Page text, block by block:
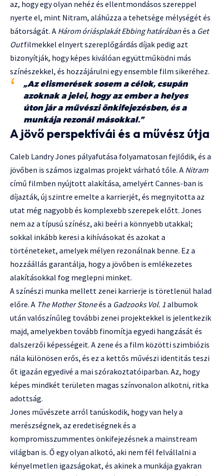
az, hogy egy olyan nehéz és ellentmondásos szereppel
nyerte el, mint Nitram, aláhúzza a tehetsége mélységét és
bátorságát. A Három óriásplakát Ebbing határábanés a Get
Outfilmekkel elnyert szereplőgárdás díjak pedig azt
bizonyítják, hogy képes kiválóan együttműködni más
színészekkel, és hozzájárulni egy ensemble film sikeréhez.
„Az elismerések sosem a célok, csupán
azoknak a jelei, hogy az ember a helyes
úton jár a művészi önkifejezésben, és a
munkája rezonál másokkal.”
A jövő perspektívái és a művész útja
Caleb Landry Jones pályafutása folyamatosan fejlődik, és a
jövőben is számos izgalmas projekt várható tőle. A Nitram
című filmben nyújtott alakítása, amelyért Cannes-ban is
díjazták, új szintre emelte a karrierjét, és megnyitotta az
utat még nagyobb és komplexebb szerepek előtt. Jones
nem az a típusú színész, aki beéri a könnyebb utakkal;
sokkal inkább keresi a kihívásokat és azokat a
történeteket, amelyek mélyen rezonálnak benne. Ez a
hozzáállás garantálja, hogy a jövőben is emlékezetes
alakításokkal fog meglepni minket.
A színészi munka mellett zenei karrierje is töretlenül halad
előre. A The Mother Stoneés a Gadzooks Vol. 1albumok
után valószínűleg további zenei projektekkel is jelentkezik
majd, amelyekben tovább finomítja egyedi hangzását és
dalszerzői képességeit. A zene és a film közötti szimbiózis
nála különösen erős, és ez a kettős művészi identitás teszi
őt igazán egyedivé a mai szórakoztatóiparban. Az, hogy
képes mindkét területen magas színvonalon alkotni, ritka
adottság.
Jones művészete arról tanúskodik, hogy van hely a
merészségnek, az eredetiségnek és a
kompromisszummentes önkifejezésnek a mainstream
világban is. Ő egy olyan alkotó, aki nem fél felvállalni a
kényelmetlen igazságokat, és akinek a munkája gyakran